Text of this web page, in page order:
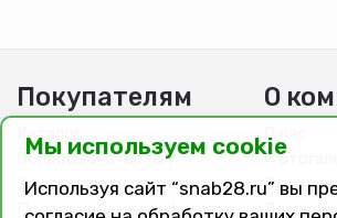
Покупателям
Каталог
Вопросы и ответы
Заказ, оплата, доставка
Подарочные сертификаты
О
О нас
Договор
Мы используем cookie
Используя сайт “snab28.ru” вы